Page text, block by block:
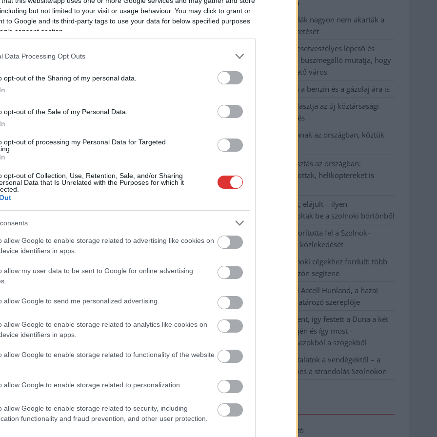
but not limited to your visit or usage behaviour. You may click to grant or
to Google and its third-party tags to use your data for below specified purposes
consent section.
Data Processing Opt Outs
opt-out of the Sharing of my personal data.
opt-out of the Sale of my Personal Data.
opt-out of processing my Personal Data for Targeted
opt-out of Collection, Use, Retention, Sale, and/or Sharing
Data that Is Unrelated with the Purposes for which it
allow Google to enable storage related to advertising like cookies on
identifiers in apps.
allow my user data to be sent to Google for online advertising
allow Google to send me personalized advertising.
allow Google to enable storage related to analytics like cookies on
identifiers in apps.
allow Google to enable storage related to functionality of the website
allow Google to enable storage related to personalization.
allow Google to enable storage related to security, including
functionality and fraud prevention, and other user protection.
A riportalany ugyanis a tiszás „adócsomag
válaszolt, ahogy azt a műsorvezető
gondolta, így annak mondatába vágva kérte
vágásba. Az Index azonban véletlenül benne
Pártnál észrevették és lementették.
,
kollégiumát, amit fél év múlva kb 200
millió forintot keresni „legálisan”? Bemutatja
Ehhez az ügyhöz is erős szálak fűzik Lázár
pedig a sajtónyilvánosságra kerülés után
nem sokkal hirtelen törölték.
TOVÁBB OLVASOM
, hirdetés,Jász-Nagykun Szolnok megye,kollégium, lázár jános,
kevesebbet vittek haza
A Szolnok megyei gazdák nagyon nem akarták a
JÉGER további üzemeltetését
Csendélet 5.0: alig balesetveszélyes lépcső és
remek állapotban levő buszmegálló mutatja, hogy
Szolnok mennyire élhető város
Pénteken újra csökken a benzin és a gázolaj ára is
Napokon belül megválasztja az új köztársasági
elnököt az Országgyűlés
Kiterjedt tüzek pusztítanak az országban, köztük
Karcagon
Harmadfokú hőségriasztás az országban:
Szolnokon klímát javítottak, helikoptereket is
bevetettek a tüzeknél
A zárkában rosszul lett, elájult – ilyen
körülményekről számoltak be a szolnoki börtönből
Váratlan fennakadás borította fel a Szolnok–
Kecskemét vasútvonal közlekedését
A polgármester a szolnoki cégekhez fordult: több
száz elbocsátott dolgozón segítene
Csődbe ment a tószegi Accell Hunland, a hazai
kerékpárgyártás meghatározó szereplője
Egyszer fent, egyszer lent, így festett a Duna a két
évvel ezelőtti árvíz idején és így most –
fotógyűjtemény ugyanazokból a szögekből
Ilyenek eddig a tapasztalatok a vendégektől – a
hőhullám miatt ingyenes a strandolás Szolnokon
Elérhetőség
Adatkezelési tájékoztató